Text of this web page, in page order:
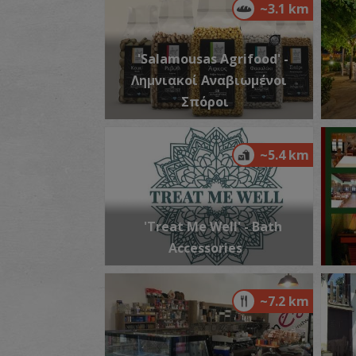
~3.1 km
'Salamousas Agrifood' -
Λημνιακοί Αναβιωμένοι
Σπόροι
~5.4 km
'Treat Me Well' - Bath
Accessories
~7.2 km